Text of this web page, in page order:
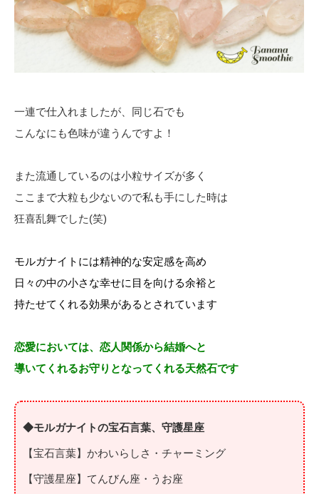
一連で仕入れましたが、同じ石でも
こんなにも色味が違うんですよ！
また流通しているのは小粒サイズが多く
ここまで大粒も少ないので私も手にした時は
狂喜乱舞でした(笑)
モルガナイトには精神的な安定感を高め
日々の中の小さな幸せに目を向ける余裕と
持たせてくれる効果があるとされています
恋愛においては、恋人関係から結婚へと
導いてくれるお守りとなってくれる天然石です
◆モルガナイトの宝石言葉、守護星座
【宝石言葉】かわいらしさ・チャーミング
【守護星座】てんびん座・うお座